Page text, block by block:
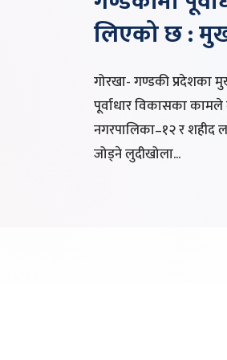
लिएको छ :
गोरखा- गण्डकी प्रदेशका
पूर्वाधार विकासका
नगरपालिका–१२ र शहीद
जोड्ने लुदीखोला...